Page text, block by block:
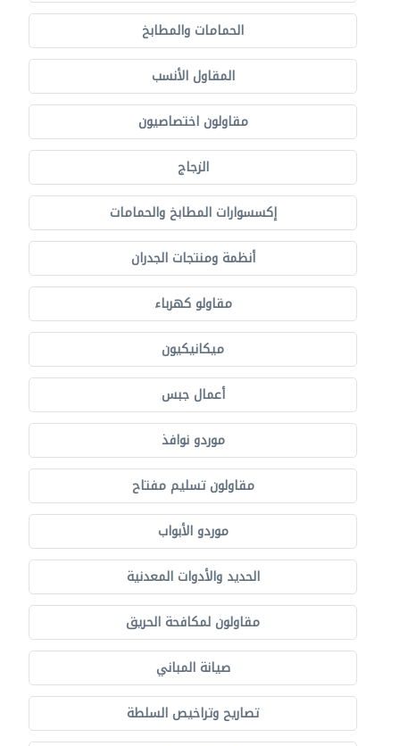
الحمامات والمطابخ
المقاول الأنسب
مقاولون اختصاصيون
الزجاج
إكسسوارات المطابخ والحمامات
أنظمة ومنتجات الجدران
مقاولو كهرباء
ميكانيكيون
أعمال جبس
موردو نوافذ
مقاولون تسليم مفتاح
موردو الأبواب
الحديد والأدوات المعدنية
مقاولون لمكافحة الحريق
صيانة المباني
تصاريح وتراخيص السلطة